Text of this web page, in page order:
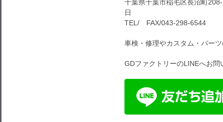
千葉県千葉市稲毛区長沼町
日
TEL/ FAX/043-298-6544
車検・修理やカスタム・パー
GDファクトリーのLINEへお問